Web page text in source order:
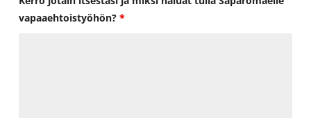
vapaaehtoistyöhön? *